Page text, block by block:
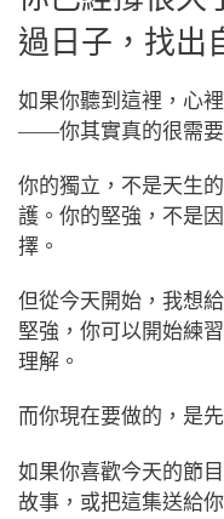
過日子，找出
如果你聽到這裡，心
——你其實真的很需要
你的獨立，不是天生
護。你的堅強，不是
擇。
但從今天開始，我想
堅強，你可以開始練
理解。
而你現在要做的，是
如果你喜歡今天的節
故事，或把這集送給